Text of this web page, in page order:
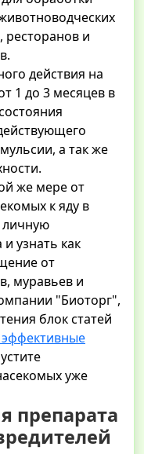
ресторанов и
действия на
1 до 3 месяцев в
а так же
же мере от
к яду в
личную
узнать как
от
муравьев и
"Биоторг",
блок статей
эффективные
уже
препарата